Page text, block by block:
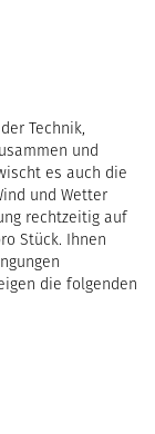
Technik,
und
es auch die
und Wetter
rechtzeitig auf
Stück. Ihnen
die folgenden